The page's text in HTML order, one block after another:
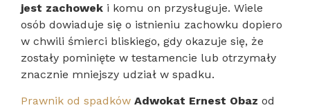
jest zachowek i komu on przysługuje. Wiele
osób dowiaduje się o istnieniu zachowku dopiero
w chwili śmierci bliskiego, gdy okazuje się, że
zostały pominięte w testamencie lub otrzymały
znacznie mniejszy udział w spadku.
Prawnik od spadków Adwokat Ernest Obaz od